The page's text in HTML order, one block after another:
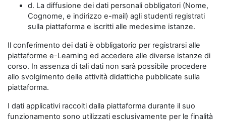
d. La diffusione dei dati personali obbligatori (Nome,
Cognome, e indirizzo e-mail) agli studenti registrati
sulla piattaforma e iscritti alle medesime istanze.
Il conferimento dei dati è obbligatorio per registrarsi alle
piattaforme e-Learning ed accedere alle diverse istanze di
corso. In assenza di tali dati non sarà possibile procedere
allo svolgimento delle attività didattiche pubblicate sulla
piattaforma.
I dati applicativi raccolti dalla piattaforma durante il suo
funzionamento sono utilizzati esclusivamente per le finalità